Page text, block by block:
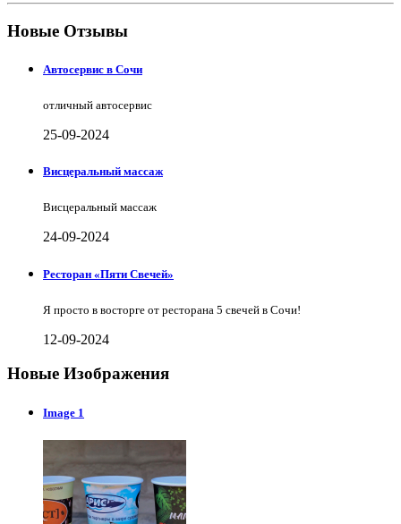
Новые Отзывы
Автосервис в Сочи
отличный автосервис
25-09-2024
Висцеральный массаж
Висцеральный массаж
24-09-2024
Ресторан «Пяти Свечей»
Я просто в восторге от ресторана 5 свечей в Сочи!
12-09-2024
Новые Изображения
Image 1